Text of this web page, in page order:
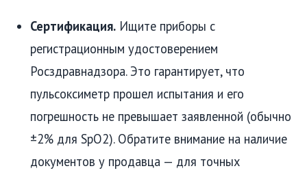
Сертификация. Ищите приборы с
регистрационным удостоверением
Росздравнадзора. Это гарантирует, что
пульсоксиметр прошел испытания и его
погрешность не превышает заявленной (обычно
±2% для SpO2). Обратите внимание на наличие
документов у продавца — для точных